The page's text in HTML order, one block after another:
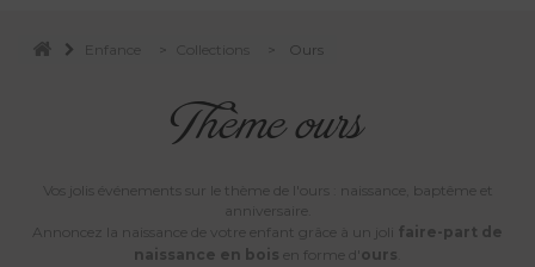
Enfance Collections Ours
Thème ours
Vos jolis événements sur le thème de l'ours : naissance, baptême et
anniversaire.
Annoncez la naissance de votre enfant grâce à un joli faire-part de
naissance en bois en forme d' ours